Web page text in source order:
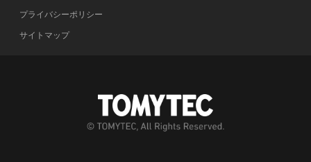
プライバシーポリシー
サイトマップ